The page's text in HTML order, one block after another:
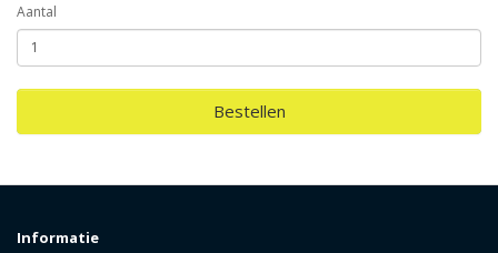
Aantal
Bestellen
Informatie